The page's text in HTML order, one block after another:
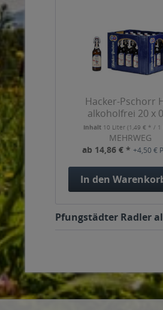
Hacker-Pschorr
alkoholfrei 20 x
Inhalt 10 Liter (1,49 € * / 1
MEHRWEG
ab 14,86 € *+4,50 €
In den
Pfungstädter Radler